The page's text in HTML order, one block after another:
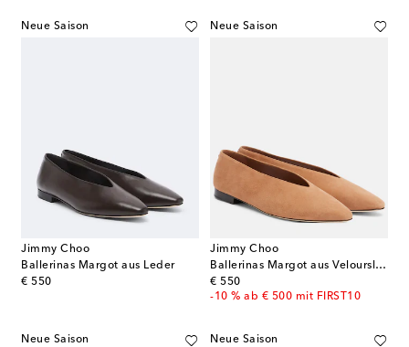
Neue Saison
Jimmy Choo
Ballerinas Margot aus Leder
€ 550
original price
Neue Saison
Jimmy Choo
Ballerinas Margot aus Veloursleder
€ 550
original price
-10 % ab € 500 mit FIRST10
Neue Saison Neue Saison